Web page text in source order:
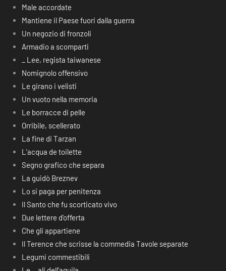
Male accordate
Mantiene il Paese fuori dalla guerra
Un negozio di fronzoli
Armadio a scomparti
_ Lee, regista taiwanese
Nomignolo offensivo
Le girano i velisti
Un vuoto nella memoria
Le borracce di pelle
Orribile, scellerato
La fine di Tarzan
L’acqua de toilette
Segno grafico che separa
La guidò Breznev
Lo si paga per penitenza
Il Santo che fu scorticato vivo
Due lettere d’offerta
Che gli appartiene
Il Terence che scrisse la commedia Tavole separate
Legumi commestibili